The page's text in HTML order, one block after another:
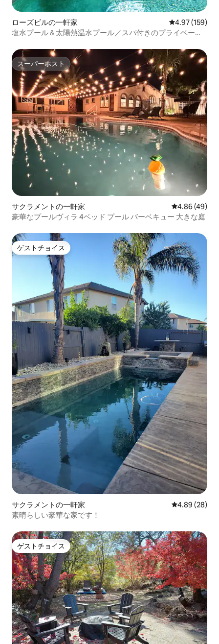
ローズビルの一軒家 レビュー159
4.97 (159)
塩水プール＆太陽熱温水プール／スパ付きのプライベート
スーパーホスト
スーパーホスト
サクラメントの一軒家 レビュー49
4.86 (49)
豪華なプールヴィラ 4ベッド プール バーベキュー 大きな庭
ゲストチョイス
ゲストチョイス
サクラメントの一軒家 レビュー28
4.89 (28)
素晴らしい豪華な家です！
ゲストチョイス
ゲストチョイス